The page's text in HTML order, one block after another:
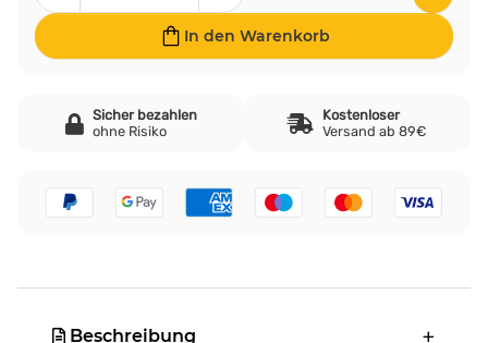
In den Warenkorb
Sicher bezahlen
ohne Risiko
Kostenloser
Versand ab 89€
Beschreibung